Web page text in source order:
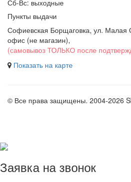
Сб-Вс: выходные
Пункты выдачи
Софиевская Борщаговка, ул. Малая
офис (не магазин),
(самовывоз ТОЛЬКО после
Показать на карте
© Все права защищены. 2004-2026
Заявка на звонок